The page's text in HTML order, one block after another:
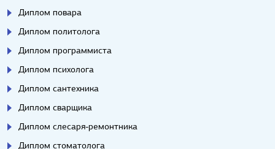
Диплом повара
Диплом политолога
Диплом программиста
Диплом психолога
Диплом сантехника
Диплом сварщика
Диплом слесаря-ремонтника
Диплом стоматолога